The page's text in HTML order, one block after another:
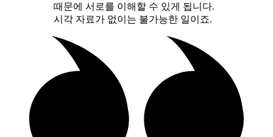
때문에 서로를 이해할 수 있게 됩니다.
시각 자료가 없이는 불가능한 일이죠.